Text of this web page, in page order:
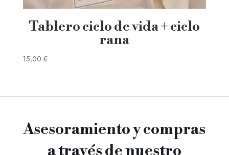
Tablero ciclo de vida + ciclo
rana
15,00 €
Asesoramiento y compras
a través de nuestro